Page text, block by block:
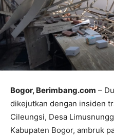
Bogor, Berimbang.com –
dikejutkan dengan insiden
Cileungsi, Desa
Kabupaten Bogor, ambruk